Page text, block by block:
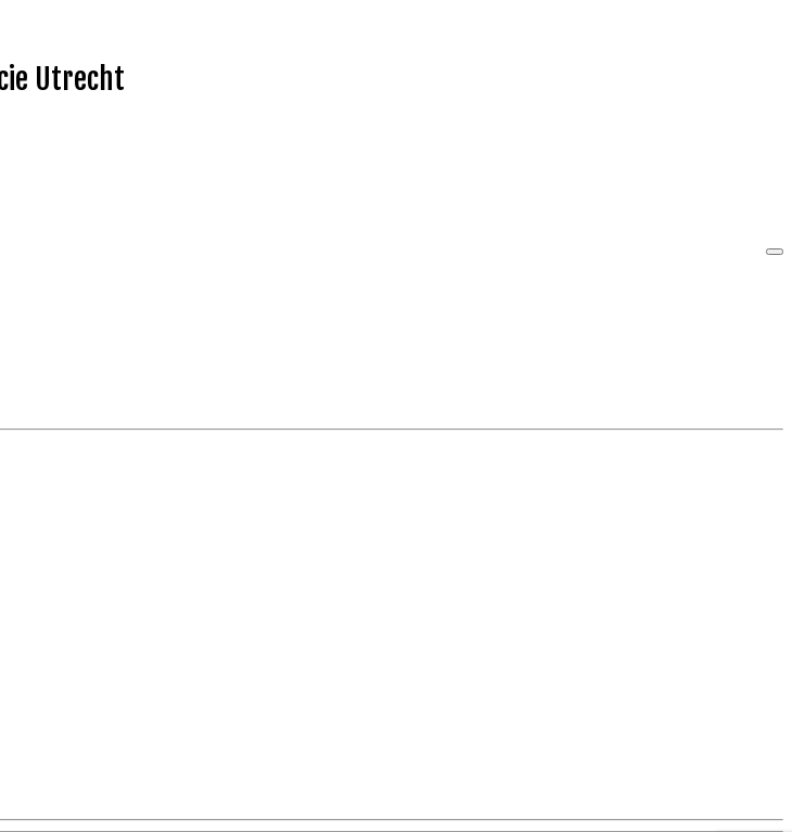
Utrecht